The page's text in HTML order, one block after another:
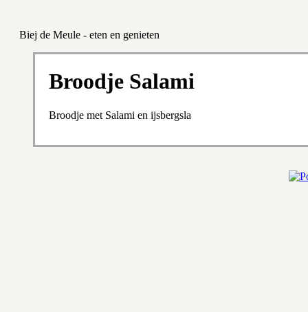
Biej de Meule - eten en genieten
Broodje Salami
Broodje met Salami en ijsbergsla